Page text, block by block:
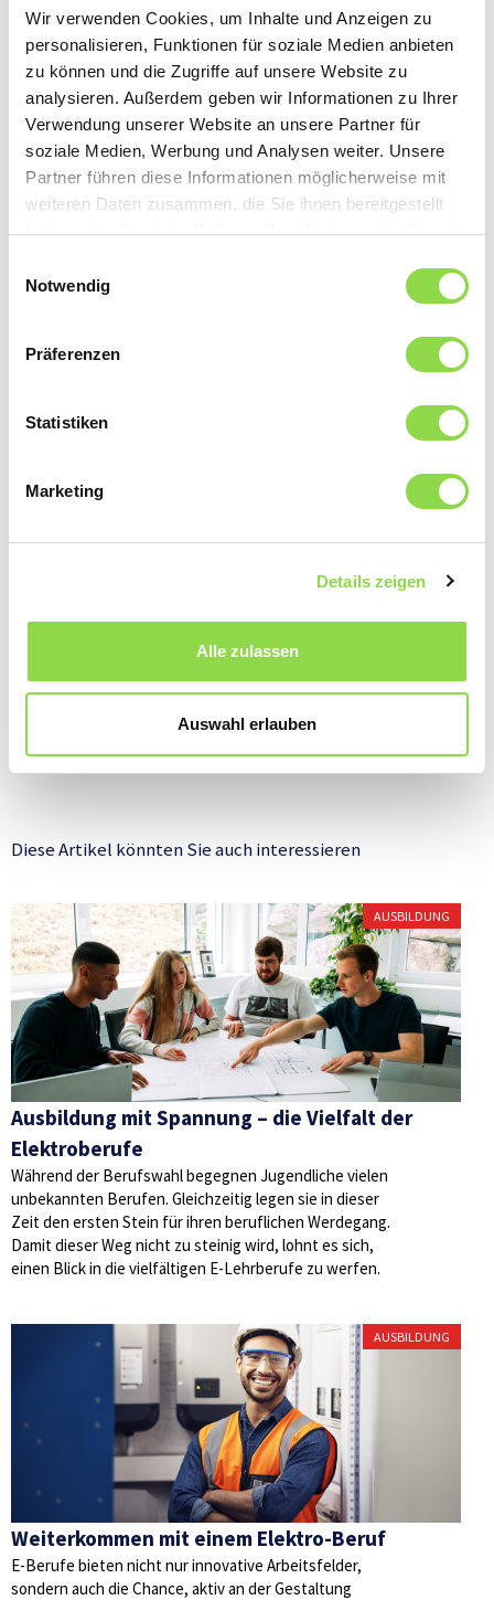
Wir verwenden Cookies, um Inhalte und Anzeigen zu
personalisieren, Funktionen für soziale Medien anbieten
zu können und die Zugriffe auf unsere Website zu
analysieren. Außerdem geben wir Informationen zu Ihrer
Verwendung unserer Website an unsere Partner für
soziale Medien, Werbung und Analysen weiter. Unsere
Partner führen diese Informationen möglicherweise mit
weiteren Daten zusammen, die Sie ihnen bereitgestellt
haben oder die sie im Rahmen Ihrer Nutzung der Dienste
Notwendig
Präferenzen
Statistiken
Marketing
Details zeigen
Alle zulassen
Auswahl erlauben
Bereich Solaranlagen und Energieeffizienz setzt du dich
aktiv für den Klimaschutz ein. Wer so viel leistet, soll
genügend Zeit haben, sein Energielevel hochzuhalten.
Das schaffst du mit genügend Freizeit neben der Lehre.
welcher E-Beruf zu dir passt. Mach den
zu dir passt. Trotzdem unsicher? Dann
verschiedenen Richtungen.
Komm ins Team Zukunft und informiere
Diese Artikel könnten Sie auch interessieren
AUSBILDUNG
Ausbildung mit Spannung – die Vielfalt der
Elektroberufe
Während der Berufswahl begegnen Jugendliche vielen
unbekannten Berufen. Gleichzeitig legen sie in dieser
Zeit den ersten Stein für ihren beruflichen Werdegang.
Damit dieser Weg nicht zu steinig wird, lohnt es sich,
einen Blick in die vielfältigen E-Lehrberufe zu werfen.
AUSBILDUNG
Weiterkommen mit einem Elektro-Beruf
E-Berufe bieten nicht nur innovative Arbeitsfelder,
sondern auch die Chance, aktiv an der Gestaltung